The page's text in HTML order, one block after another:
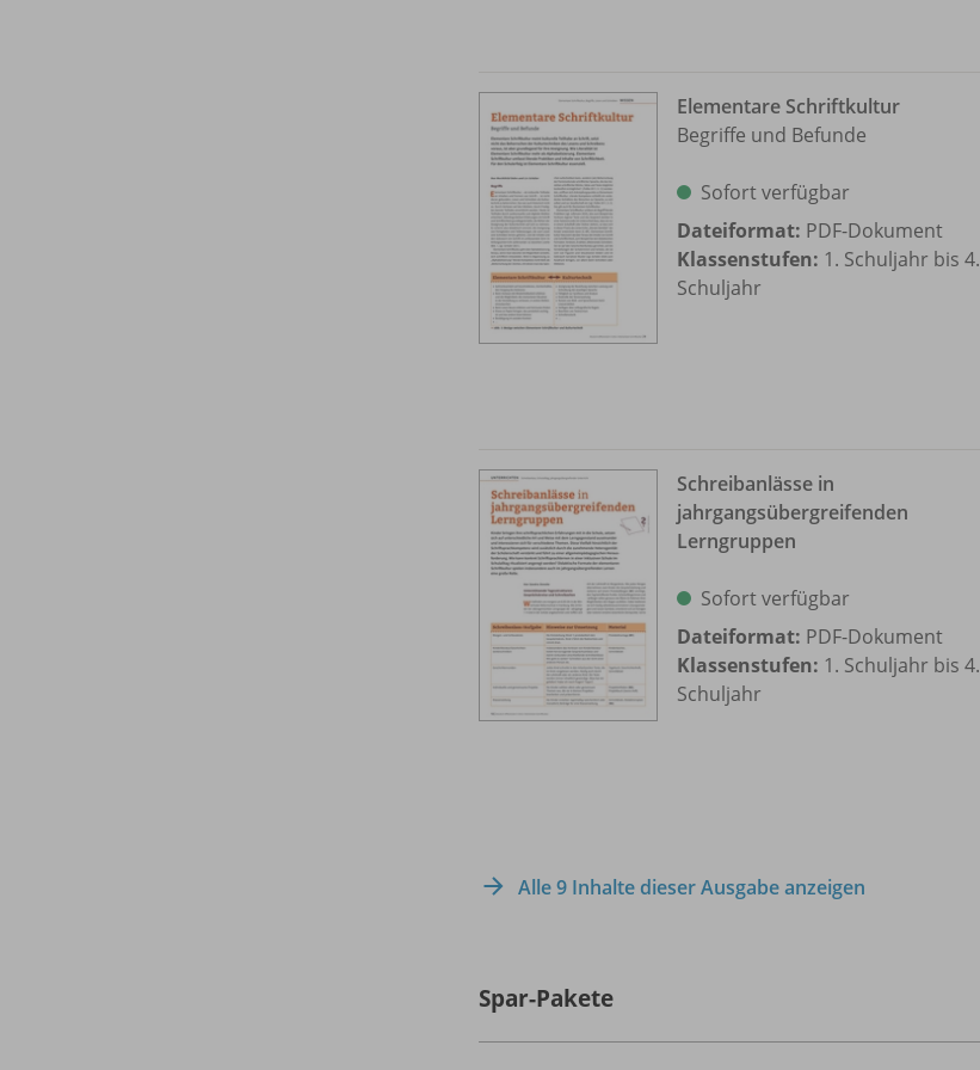
Elementare Schriftkultur
Begriffe und Befunde
Sofort verfügbar
Dateiformat: PDF-Dokument
Klassenstufen: 1. Schuljahr bis 4.
Schuljahr
Schreibanlässe in
jahrgangsübergreifenden
Lerngruppen
Sofort verfügbar
Dateiformat: PDF-Dokument
Klassenstufen: 1. Schuljahr bis 4.
Schuljahr
Alle 9 Inhalte dieser Ausgabe anzeigen
Spar-Pakete